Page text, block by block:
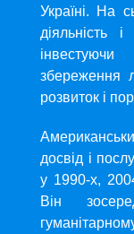
Україні. На
діяльність
інвестуючи
збереження
розвиток і
досвід і
у 1990-х,
Він